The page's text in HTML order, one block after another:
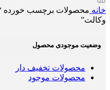
خانه
وکالت”
وضعیت موجودی محصول
محصولات تخفیف دار
محصولات موجود